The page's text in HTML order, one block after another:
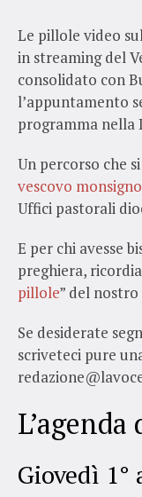
Le pillole video
in streaming del
consolidato con
l’appuntamento
programma nella
Un percorso che
vescovo
Uffici pastorali
E per chi avesse
preghiera,
pillole” del nostro
Se desiderate
scriveteci pure
L’agenda
Giovedì 1°